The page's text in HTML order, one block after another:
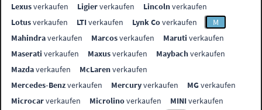
Lexusverkaufen Ligierverkaufen Lincolnverkaufen
Lotusverkaufen LTIverkaufen Lynk Coverkaufen
M
Mahindraverkaufen Marcosverkaufen Maruti verkaufen
Maserati verkaufen Maxusverkaufen Maybachverkaufen
Mazdaverkaufen McLarenverkaufen
Mercedes-Benzverkaufen Mercuryverkaufen MGverkaufen
Microcarverkaufen Microlinoverkaufen MINIverkaufen